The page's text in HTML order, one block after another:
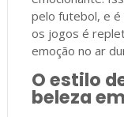
pelo futebol, e
os jogos é
emoção no ar
O estilo
beleza